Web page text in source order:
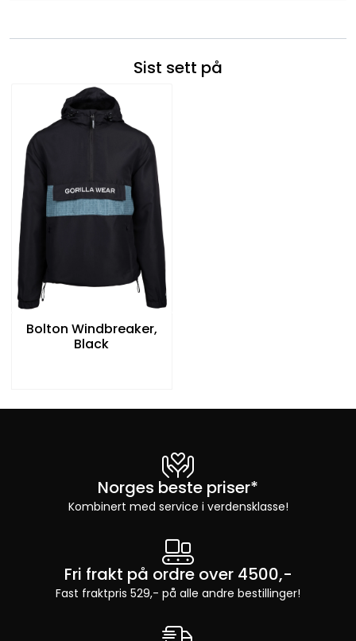
Sist sett på
Bolton Windbreaker,
Black
Norges beste priser*
Kombinert med service i verdensklasse!
Fri frakt på ordre over 4500,-
Fast fraktpris 529,- på alle andre bestillinger!